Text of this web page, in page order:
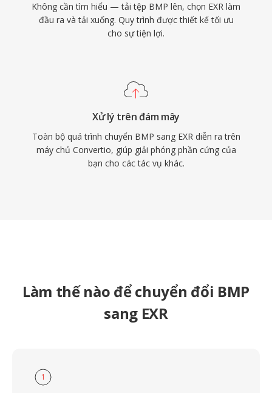
Không cần tìm hiểu — tải tệp BMP lên, chọn EXR làm
đầu ra và tải xuống. Quy trình được thiết kế tối ưu
cho sự tiện lợi.
Xử lý trên đám mây
Toàn bộ quá trình chuyển BMP sang EXR diễn ra trên
máy chủ Convertio, giúp giải phóng phần cứng của
bạn cho các tác vụ khác.
Làm thế nào để chuyển đổi BMP
sang EXR
1